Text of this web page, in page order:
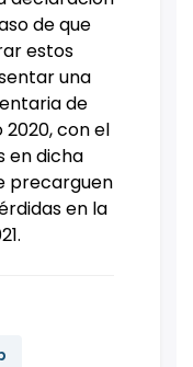
de que
estos
una
de
con el
en dicha
precarguen
en la